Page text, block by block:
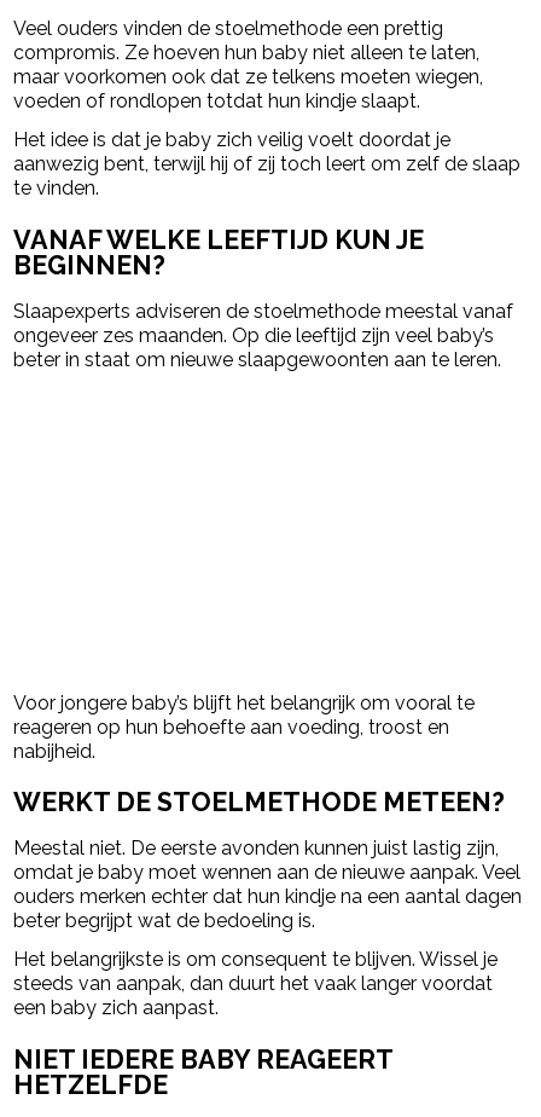
Veel ouders vinden de stoelmethode een prettig
compromis. Ze hoeven hun baby niet alleen te laten,
maar voorkomen ook dat ze telkens moeten wiegen,
voeden of rondlopen totdat hun kindje slaapt.
Het idee is dat je baby zich veilig voelt doordat je
aanwezig bent, terwijl hij of zij toch leert om zelf de slaap
te vinden.
VANAF WELKE LEEFTIJD KUN JE
BEGINNEN?
Slaapexperts adviseren de stoelmethode meestal vanaf
ongeveer zes maanden. Op die leeftijd zijn veel baby’s
beter in staat om nieuwe slaapgewoonten aan te leren.
Voor jongere baby’s blijft het belangrijk om vooral te
reageren op hun behoefte aan voeding, troost en
nabijheid.
WERKT DE STOELMETHODE METEEN?
Meestal niet. De eerste avonden kunnen juist lastig zijn,
omdat je baby moet wennen aan de nieuwe aanpak. Veel
ouders merken echter dat hun kindje na een aantal dagen
beter begrijpt wat de bedoeling is.
Het belangrijkste is om consequent te blijven. Wissel je
steeds van aanpak, dan duurt het vaak langer voordat
een baby zich aanpast.
NIET IEDERE BABY REAGEERT
HETZELFDE